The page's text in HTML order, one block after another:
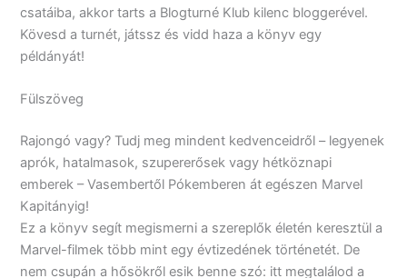
csatáiba, akkor tarts a Blogturné Klub kilenc bloggerével.
Kövesd a turnét, játssz és vidd haza a könyv egy
példányát!
Fülszöveg
Rajongó vagy? Tudj meg mindent kedvenceidről – legyenek
aprók, hatalmasok, szupererősek vagy hétköznapi
emberek – Vasembertől Pókemberen át egészen Marvel
Kapitányig!
Ez a könyv segít megismerni a szereplők életén keresztül a
Marvel-filmek több mint egy évtizedének történetét. De
nem csupán a hősökről esik benne szó: itt megtalálod a